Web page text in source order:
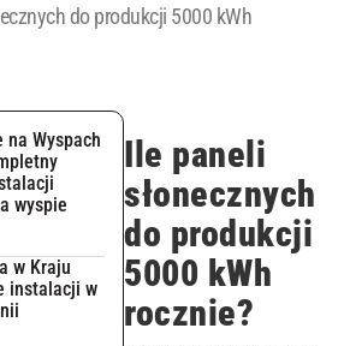
do produkcji 5000 kWh
na Wyspach
wyspie
w Kraju
instalacji w
Ile paneli
słonecznych
do produkcji
5000 kWh
rocznie?